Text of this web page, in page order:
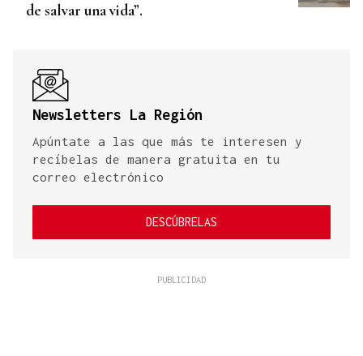
de salvar una vida”.
Newsletters La Región
Apúntate a las que más te interesen y
recíbelas de manera gratuita en tu
correo electrónico
DESCÚBRELAS